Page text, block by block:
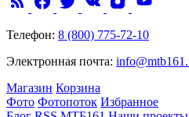
Телефон: 8 (800) 775-72-10
Электронная почта:
Магазин Корзина
Фото Фотопоток Избранное